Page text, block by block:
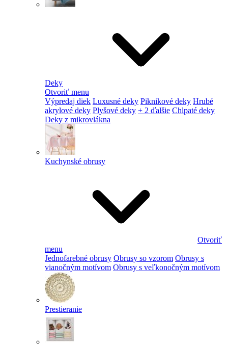
Deky
Otvoriť menu
Výpredaj diek Luxusné deky Piknikové deky Hrubé
akrylové deky Plyšové deky + 2 ďalšie Chlpaté deky
Deky z mikrovlákna
Kuchynské obrusy
Otvoriť
menu
Jednofarebné obrusy Obrusy so vzorom Obrusy s
vianočným motívom Obrusy s veľkonočným motívom
Prestieranie